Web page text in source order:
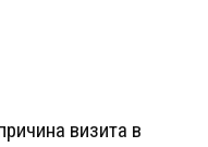
визита в